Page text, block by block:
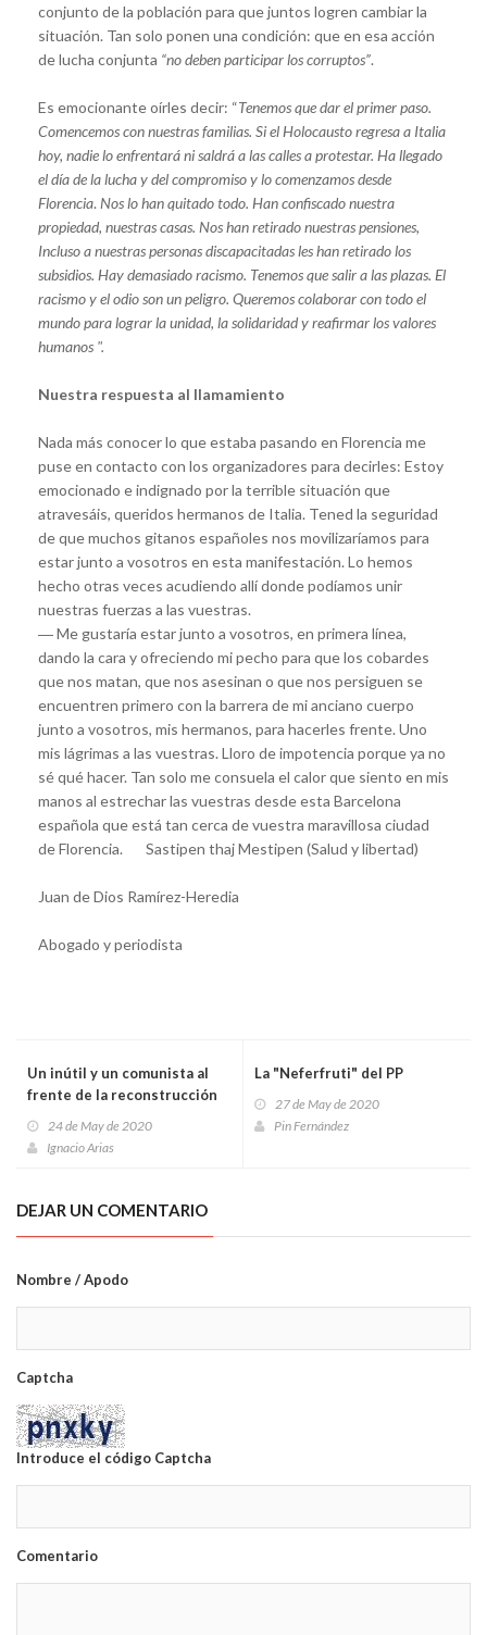
conjunto de la población para que juntos logren cambiar la
situación. Tan solo ponen una condición: que en esa acción
de lucha conjunta “no deben participar los corruptos”.
Es emocionante oírles decir: “Tenemos que dar el primer paso.
Comencemos con nuestras familias. Si el Holocausto regresa a Italia
hoy, nadie lo enfrentará ni saldrá a las calles a protestar. Ha llegado
el día de la lucha y del compromiso y lo comenzamos desde
Florencia. Nos lo han quitado todo. Han confiscado nuestra
propiedad, nuestras casas. Nos han retirado nuestras pensiones,
Incluso a nuestras personas discapacitadas les han retirado los
subsidios. Hay demasiado racismo. Tenemos que salir a las plazas. El
racismo y el odio son un peligro. Queremos colaborar con todo el
mundo para lograr la unidad, la solidaridad y reafirmar los valores
humanos ".
Nuestra respuesta al llamamiento
Nada más conocer lo que estaba pasando en Florencia me
puse en contacto con los organizadores para decirles: Estoy
emocionado e indignado por la terrible situación que
atravesáis, queridos hermanos de Italia. Tened la seguridad
de que muchos gitanos españoles nos movilizaríamos para
estar junto a vosotros en esta manifestación. Lo hemos
hecho otras veces acudiendo allí donde podíamos unir
nuestras fuerzas a las vuestras.
― Me gustaría estar junto a vosotros, en primera línea,
dando la cara y ofreciendo mi pecho para que los cobardes
que nos matan, que nos asesinan o que nos persiguen se
encuentren primero con la barrera de mi anciano cuerpo
junto a vosotros, mis hermanos, para hacerles frente. Uno
mis lágrimas a las vuestras. Lloro de impotencia porque ya no
sé qué hacer. Tan solo me consuela el calor que siento en mis
manos al estrechar las vuestras desde esta Barcelona
española que está tan cerca de vuestra maravillosa ciudad
de Florencia. Sastipen thaj Mestipen (Salud y libertad)
Juan de Dios Ramírez-Heredia
Abogado y periodista
Un inútil y un comunista al
frente de la reconstrucción
24 de May de 2020
Ignacio Arias
La "Neferfruti" del PP
27 de May de 2020
Pin Fernández
DEJAR UN COMENTARIO
Nombre / Apodo
Captcha
Introduce el código Captcha
Comentario